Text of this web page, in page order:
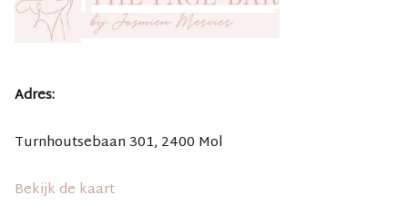
Adres:
Turnhoutsebaan 301, 2400 Mol
Bekijk de kaart